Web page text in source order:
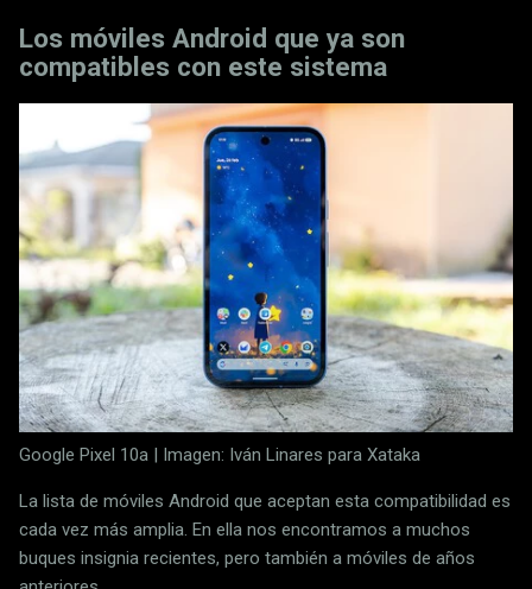
Los móviles Android que ya son
compatibles con este sistema
Google Pixel 10a | Imagen: Iván Linares para Xataka
La lista de móviles Android que aceptan esta compatibilidad es
cada vez más amplia. En ella nos encontramos a muchos
buques insignia recientes, pero también a móviles de años